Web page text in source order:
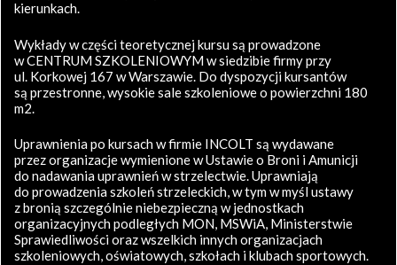
kierunkach.
Wykłady w części teoretycznej kursu są prowadzone
w CENTRUM SZKOLENIOWYM w siedzibie firmy przy
ul. Korkowej 167 w Warszawie. Do dyspozycji kursantów
są przestronne, wysokie sale szkoleniowe o powierzchni 180
m2.
Uprawnienia po kursach w firmie INCOLT są wydawane
przez organizacje wymienione w Ustawie o Broni i Amunicji
do nadawania uprawnień w strzelectwie. Uprawniają
do prowadzenia szkoleń strzeleckich, w tym w myśl ustawy
z bronią szczególnie niebezpieczną w jednostkach
organizacyjnych podległych MON, MSWiA, Ministerstwie
Sprawiedliwości oraz wszelkich innych organizacjach
szkoleniowych, oświatowych, szkołach i klubach sportowych.